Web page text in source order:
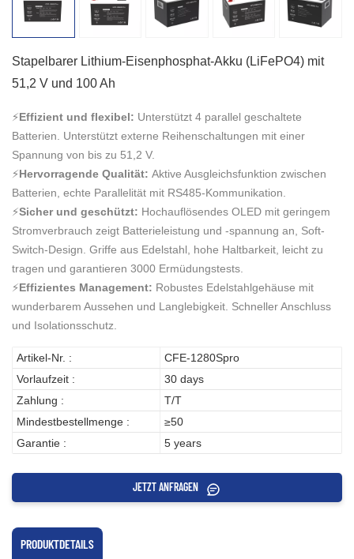
Stapelbarer Lithium-Eisenphosphat-Akku (LiFePO4) mit
51,2 V und 100 Ah
⚡Effizient und flexibel: Unterstützt 4 parallel geschaltete
Batterien. Unterstützt externe Reihenschaltungen mit einer
Spannung von bis zu 51,2 V.
⚡Hervorragende Qualität: Aktive Ausgleichsfunktion zwischen
Batterien, echte Parallelität mit RS485-Kommunikation.
⚡Sicher und geschützt: Hochauflösendes OLED mit geringem
Stromverbrauch zeigt Batterieleistung und -spannung an, Soft-
Switch-Design. Griffe aus Edelstahl, hohe Haltbarkeit, leicht zu
tragen und garantieren 3000 Ermüdungstests.
⚡Effizientes Management: Robustes Edelstahlgehäuse mit
wunderbarem Aussehen und Langlebigkeit. Schneller Anschluss
und Isolationsschutz.
Artikel-Nr. :
CFE-1280Spro
Vorlaufzeit :
30 days
Zahlung :
T/T
Mindestbestellmenge :
≥50
Garantie :
5 years
JETZT ANFRAGEN
PRODUKTDETAILS